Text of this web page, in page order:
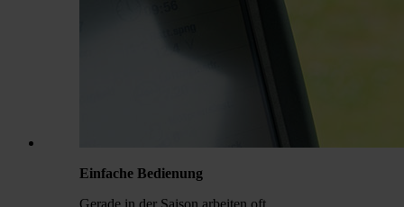
Einfache Bedienung